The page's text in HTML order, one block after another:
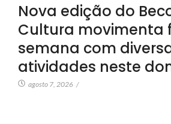
Nova edição do
Cultura movimenta
semana com
atividades neste
agosto 7, 2026 /